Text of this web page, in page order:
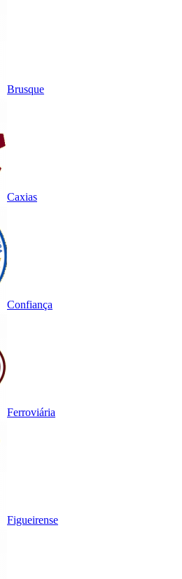
Brusque
Caxias
Confiança
Ferroviária
Figueirense